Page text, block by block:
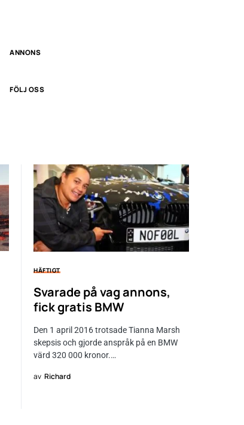
ANNONS
FÖLJ OSS
HÄFTIGT
Svarade på vag annons,
fick gratis BMW
Den 1 april 2016 trotsade Tianna Marsh
skepsis och gjorde anspråk på en BMW
värd 320 000 kronor.…
av Richard